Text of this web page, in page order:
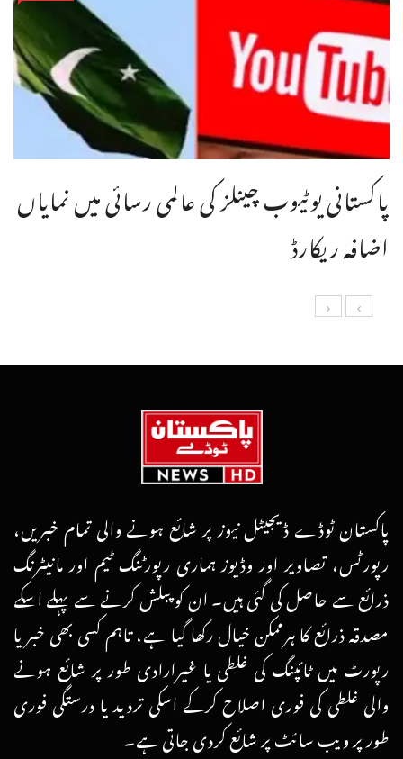
پاکستانی یوٹیوب چینلز کی عالمی رسائی میں نمایاں
اضافہ ریکارڈ
پاکستان ٹوڈے ڈیجیٹل نیوز پر شائع ہونے والی تمام خبریں،
رپورٹس، تصاویر اور وڈیوز ہماری رپورٹنگ ٹیم اور مانیٹرنگ
ذرائع سے حاصل کی گئی ہیں۔ ان کو پبلش کرنے سے پہلے اسکے
مصدقہ ذرائع کا ہرممکن خیال رکھا گیا ہے، تاہم کسی بھی خبر یا
رپورٹ میں ٹائپنگ کی غلطی یا غیرارادی طور پر شائع ہونے
والی غلطی کی فوری اصلاح کرکے اسکی تردید یا درستگی فوری
طور پر ویب سائٹ پر شائع کردی جاتی ہے۔